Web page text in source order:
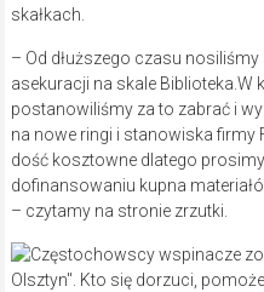
skałkach.
– Od dłuższego czasu
asekuracji na skale Biblioteka.W
postanowiliśmy za to zabrać i
na nowe ringi i stanowiska firmy
dość kosztowne dlatego
dofinansowaniu kupna
– czytamy na stronie zrzutki.